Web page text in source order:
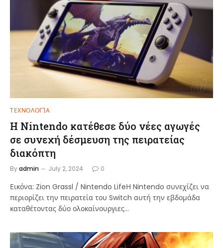
ΤΕΧΝΟΛΟΓΊΑ
Η Nintendo κατέθεσε δύο νέες αγωγές
σε συνεχή δέσμευση της πειρατείας
διακόπτη
Byadmin July 2, 2024 0
Εικόνα: Zion Grassl / Nintendo LifeΗ Nintendo συνεχίζει να
περιορίζει την πειρατεία του Switch αυτή την εβδομάδα
καταθέτοντας δύο ολοκαίνουργιες…